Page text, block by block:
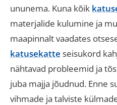
ununema. Kuna kõik
materjalide kulumine ja
maapinnalt vaadates
katusekatte seisukord
nähtavad probleemid ja
juba majja jõudnud. Enne
vihmade ja talviste